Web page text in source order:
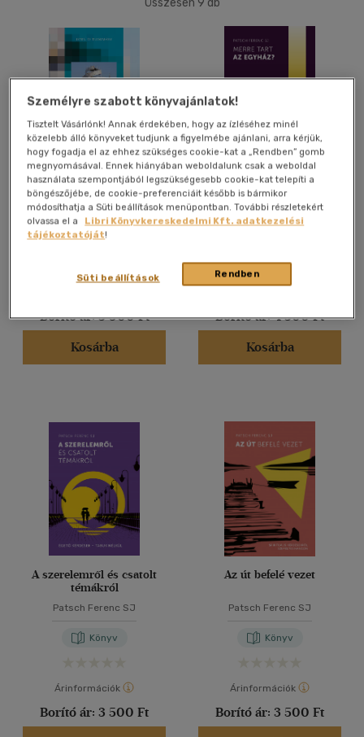
40 db / oldal
Alkalmaz
Összesen 9 db
Hermeneutika
Patsch Ferenc SJ
Könyv
Borító ár:3 900 Ft
Kosárba
Merre tart az egyház?
Patsch Ferenc SJ
Borító ár:4 300 Ft
Kosárba
A szerelemről és csatolt
témákról
Patsch Ferenc SJ
Könyv
Árinformációk
Borító ár: 3 500 Ft
Az út befelé vezet
Patsch Ferenc SJ
Könyv
Árinformációk
Borító ár: 3 500 Ft
Személyre szabott könyvajánlatok!
Tisztelt Vásárlónk! Annak érdekében, hogy az ízléséhez minél
közelebb álló könyveket tudjunk a figyelmébe ajánlani, arra kérjük,
hogy fogadja el az ehhez szükséges cookie-kat a „Rendben” gomb
megnyomásával. Ennek hiányában weboldalunk csak a weboldal
használata szempontjából legszükségesebb cookie-kat telepíti a
böngészőjébe, de cookie-preferenciáit később is bármikor
módosíthatja a Süti beállítások menüpontban. További részletekért
olvassa el a
Libri Könyvkereskedelmi Kft. adatkezelési
tájékoztatóját!
Rendben
Süti beállítások